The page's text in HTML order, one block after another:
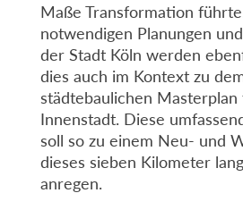
Maße Transformation
notwendigen Planungen
der Stadt Köln werden
dies auch im Kontext zu
städtebaulichen Masterplan
Innenstadt. Diese
soll so zu einem Neu- und
dieses sieben Kilometer
anregen.